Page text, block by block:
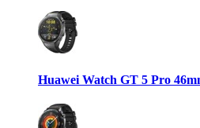
Huawei Watch GT 5 Pro